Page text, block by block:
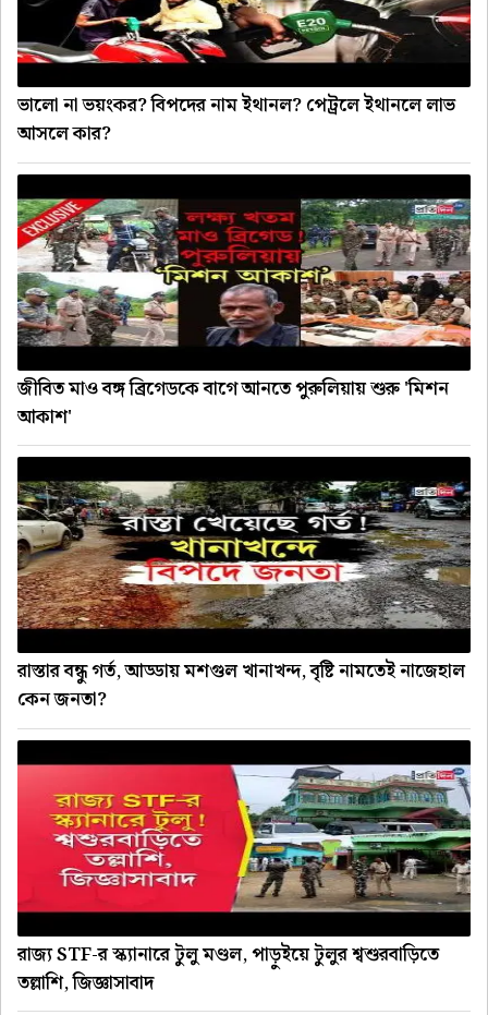
ভালো না ভয়ংকর? বিপদের নাম ইথানল? পেট্রলে ইথানলে লাভ
আসলে কার?
জীবিত মাও বঙ্গ ব্রিগেডকে বাগে আনতে পুরুলিয়ায় শুরু 'মিশন
আকাশ'
রাস্তার বন্ধু গর্ত, আড্ডায় মশগুল খানাখন্দ, বৃষ্টি নামতেই নাজেহাল
কেন জনতা?
রাজ্য STF-র স্ক্যানারে টুলু মণ্ডল, পাড়ুইয়ে টুলুর শ্বশুরবাড়িতে
তল্লাশি, জিজ্ঞাসাবাদ